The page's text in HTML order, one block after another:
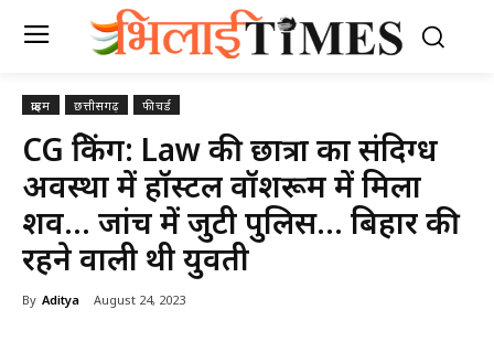
क्राइम छत्तीसगढ़ फीचर्ड
CG ब्रेकिंग: Law की छात्रा का संदिग्ध
अवस्था में हॉस्टल वॉशरूम में मिला
शव… जांच में जुटी पुलिस… बिहार की
रहने वाली थी युवती
By Aditya August 24, 2023